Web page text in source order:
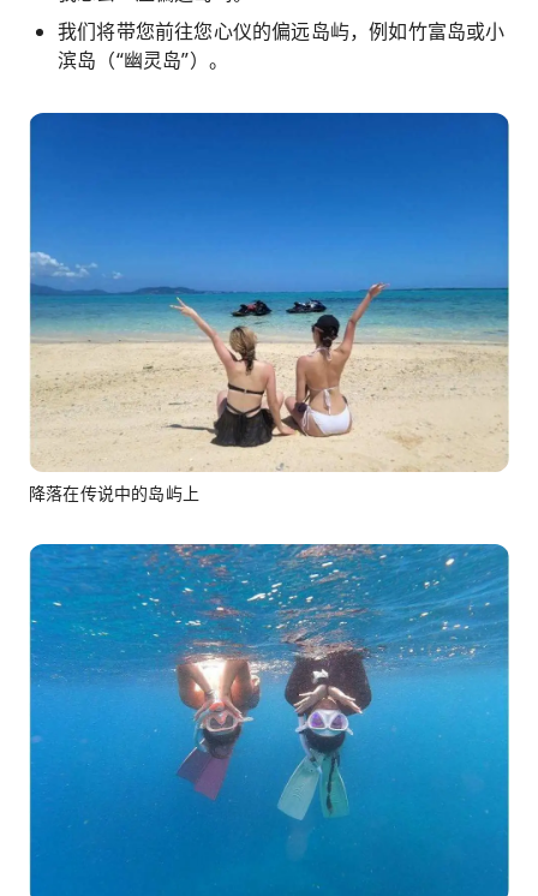
我们将带您前往您心仪的偏远岛屿，例如竹富岛或小
滨岛（“幽灵岛”）。
降落在传说中的岛屿上